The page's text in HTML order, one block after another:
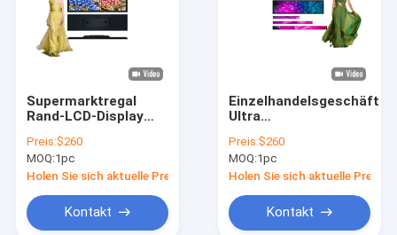
Supermarktregal
Rand-LCD-Display
gestreckter LCD-
Bildschirm
Preis:$260
MOQ:1pc
Holen Sie sich aktuelle Preis
Kontakt
Einzelhandelsgeschäft
Ultra
Display Regal Rand
LCD Bildschirm Wand
montiert
Preis:$260
MOQ:1pc
Holen Sie sich aktuelle Preis
Kontakt